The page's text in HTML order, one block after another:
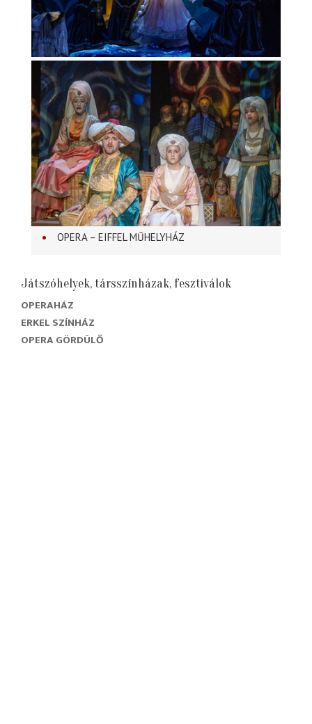
OPERA – EIFFEL MŰHELYHÁZ
Játszóhelyek, társszínházak, fesztiválok
OPERAHÁZ
ERKEL SZÍNHÁZ
OPERA GÖRDÜLŐ